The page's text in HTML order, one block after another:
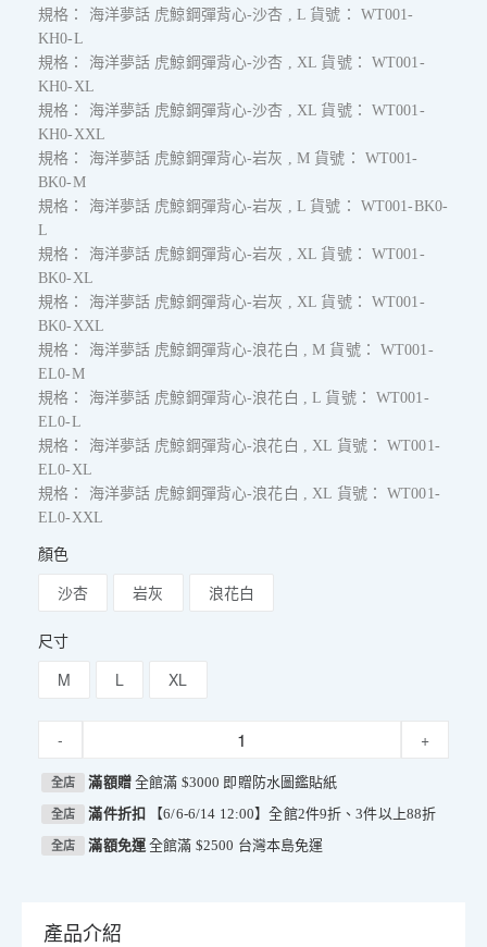
規格： 海洋夢話 虎鯨鋼彈背心-沙杏 , L 貨號： WT001-
KH0-L
規格： 海洋夢話 虎鯨鋼彈背心-沙杏 , XL 貨號： WT001-
KH0-XL
規格： 海洋夢話 虎鯨鋼彈背心-沙杏 , XL 貨號： WT001-
KH0-XXL
規格： 海洋夢話 虎鯨鋼彈背心-岩灰 , M 貨號： WT001-
BK0-M
規格： 海洋夢話 虎鯨鋼彈背心-岩灰 , L 貨號： WT001-BK0-
L
規格： 海洋夢話 虎鯨鋼彈背心-岩灰 , XL 貨號： WT001-
BK0-XL
規格： 海洋夢話 虎鯨鋼彈背心-岩灰 , XL 貨號： WT001-
BK0-XXL
規格： 海洋夢話 虎鯨鋼彈背心-浪花白 , M 貨號： WT001-
EL0-M
規格： 海洋夢話 虎鯨鋼彈背心-浪花白 , L 貨號： WT001-
EL0-L
規格： 海洋夢話 虎鯨鋼彈背心-浪花白 , XL 貨號： WT001-
EL0-XL
規格： 海洋夢話 虎鯨鋼彈背心-浪花白 , XL 貨號： WT001-
EL0-XXL
顏色
沙杏 岩灰 浪花白
尺寸
M L XL
- +
全店 滿額贈 全館滿 $3000 即贈防水圖鑑貼紙
全店 滿件折扣 【6/6-6/14 12:00】全館2件9折、3件以上88折
全店 滿額免運全館滿 $2500 台灣本島免運
產品介紹